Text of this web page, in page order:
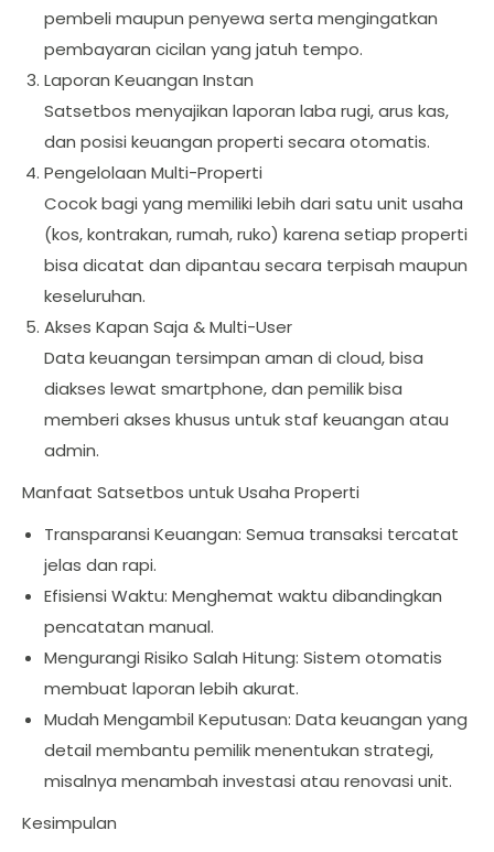
pembeli maupun penyewa serta mengingatkan
pembayaran cicilan yang jatuh tempo.
Laporan Keuangan Instan
Satsetbos menyajikan laporan laba rugi, arus kas,
dan posisi keuangan properti secara otomatis.
Pengelolaan Multi-Properti
Cocok bagi yang memiliki lebih dari satu unit usaha
(kos, kontrakan, rumah, ruko) karena setiap properti
bisa dicatat dan dipantau secara terpisah maupun
keseluruhan.
Akses Kapan Saja & Multi-User
Data keuangan tersimpan aman di cloud, bisa
diakses lewat smartphone, dan pemilik bisa
memberi akses khusus untuk staf keuangan atau
admin.
Manfaat Satsetbos untuk Usaha Properti
Transparansi Keuangan: Semua transaksi tercatat
jelas dan rapi.
Efisiensi Waktu: Menghemat waktu dibandingkan
pencatatan manual.
Mengurangi Risiko Salah Hitung: Sistem otomatis
membuat laporan lebih akurat.
Mudah Mengambil Keputusan: Data keuangan yang
detail membantu pemilik menentukan strategi,
misalnya menambah investasi atau renovasi unit.
Kesimpulan